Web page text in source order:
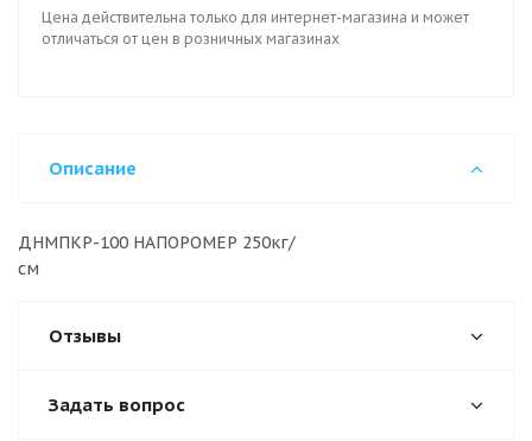
Цена действительна только для интернет-магазина и может
отличаться от цен в розничных магазинах
Описание
ДНМПКР-100 НАПОРОМЕР 250кг/
Отзывы
Задать вопрос